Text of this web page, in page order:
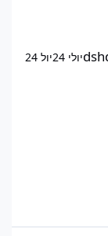
יולי 24 יול 24